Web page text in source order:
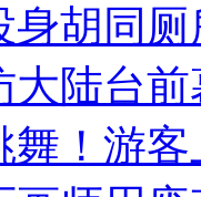
身胡同
陆台
！游客